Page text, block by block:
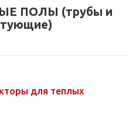
ПОЛЫ (трубы и
для теплых